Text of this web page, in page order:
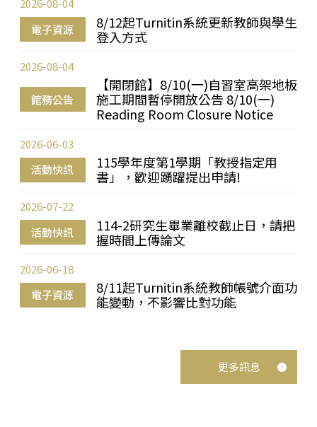
電子資源
8/12起Turnitin系統更新教師與學生
登入方式
2026-08-04
館務公告
【開閉館】8/10(一)自習室高架地板
施工期間暫停開放公告 8/10(一)
Reading Room Closure Notice
2026-08-04
活動快訊
115學年度第1學期「教授指定用
書」，歡迎踴躍提出申請!
2026-06-03
活動快訊
114-2研究生畢業離校截止日，請把
握時間上傳論文
2026-07-22
電子資源
8/11起Turnitin系統教師帳號介面功
能變動，不影響比對功能
2026-06-18
更多訊息